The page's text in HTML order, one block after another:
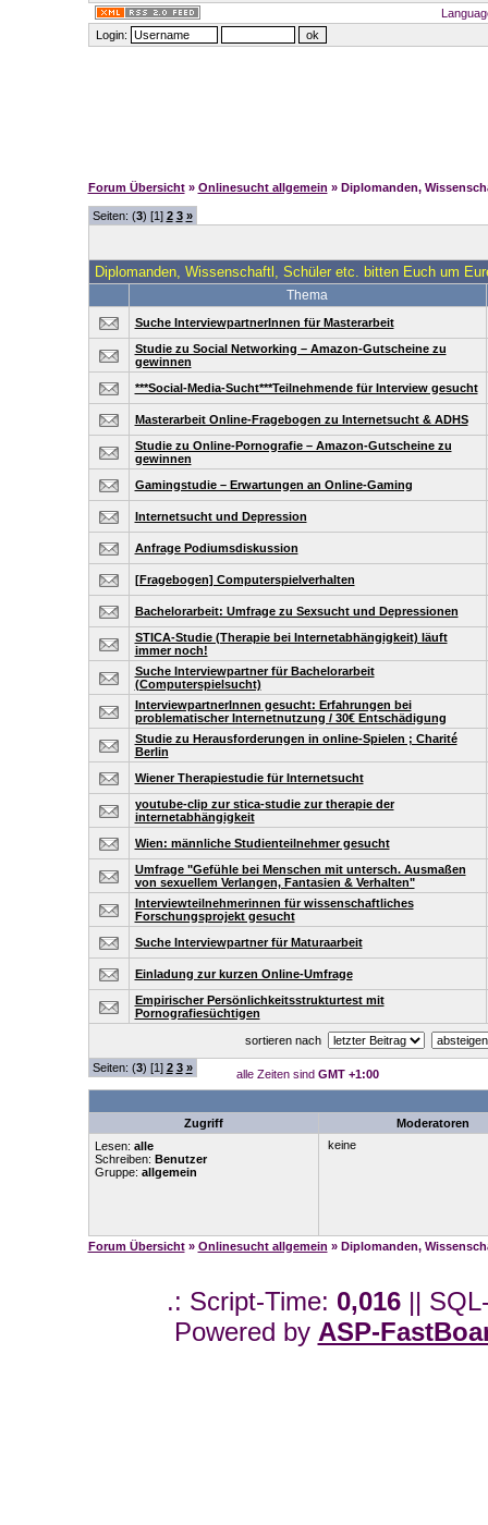
Login:
Forum Übersicht » Onlinesucht allgemein » Diplomanden,
Seiten: (3) [1] 2 3 »
Diplomanden, Wissenschaftl, Schüler etc. bitten Euch um
Thema
Suche InterviewpartnerInnen für Masterarbeit
Studie zu Social Networking – Amazon-Gutscheine zu
gewinnen
***Social-Media-Sucht***Teilnehmende für Interview gesucht
Masterarbeit Online-Fragebogen zu Internetsucht & ADHS
Studie zu Online-Pornografie – Amazon-Gutscheine zu
gewinnen
Gamingstudie – Erwartungen an Online-Gaming
Internetsucht und Depression
Anfrage Podiumsdiskussion
[Fragebogen] Computerspielverhalten
Bachelorarbeit: Umfrage zu Sexsucht und Depressionen
STICA-Studie (Therapie bei Internetabhängigkeit) läuft
immer noch!
Suche Interviewpartner für Bachelorarbeit
(Computerspielsucht)
InterviewpartnerInnen gesucht: Erfahrungen bei
problematischer Internetnutzung / 30€ Entschädigung
Studie zu Herausforderungen in online-Spielen ; Charité
Berlin
Wiener Therapiestudie für Internetsucht
youtube-clip zur stica-studie zur therapie der
internetabhängigkeit
Wien: männliche Studienteilnehmer gesucht
Umfrage "Gefühle bei Menschen mit untersch. Ausmaßen
von sexuellem Verlangen, Fantasien & Verhalten"
Interviewteilnehmerinnen für wissenschaftliches
Forschungsprojekt gesucht
Suche Interviewpartner für Maturaarbeit
Einladung zur kurzen Online-Umfrage
Empirischer Persönlichkeitsstrukturtest mit
Pornografiesüchtigen
sortieren nach
Seiten: (3) [1] 2 3 » alle Zeiten sind GMT +1:00
Zugriff
Moderatoren
Lesen: alle
Schreiben: Benutzer
Gruppe: allgemein
keine
Forum Übersicht » Onlinesucht allgemein » Diplomanden,
.: Script-Time: 0,016 ||
Powered by ASP-